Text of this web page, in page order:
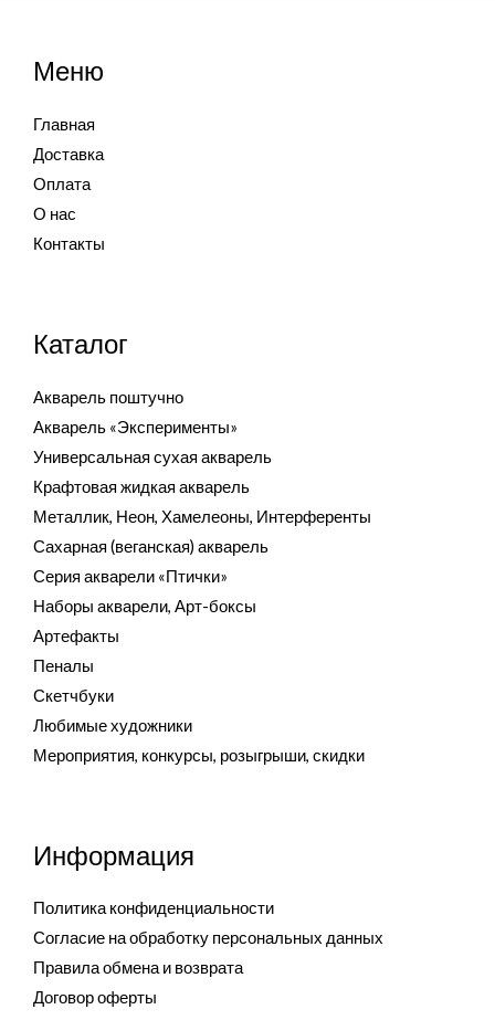
Меню
Главная
Доставка
Оплата
О нас
Контакты
Каталог
Акварель поштучно
Акварель «Эксперименты»
Универсальная сухая акварель
Крафтовая жидкая акварель
Металлик, Неон, Хамелеоны, Интерференты
Сахарная (веганская) акварель
Серия акварели «Птички»
Наборы акварели, Арт-боксы
Артефакты
Пеналы
Скетчбуки
Любимые художники
Мероприятия, конкурсы, розыгрыши, скидки
Информация
Политика конфиденциальности
Согласие на обработку персональных данных
Правила обмена и возврата
Договор оферты